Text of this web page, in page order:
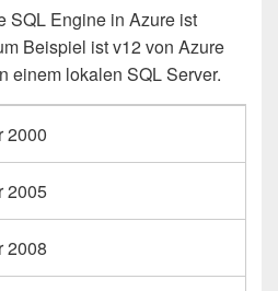
SQL Engine in Azure ist
Beispiel ist v12 von Azure
einem lokalen SQL Server.
2000
2005
2008